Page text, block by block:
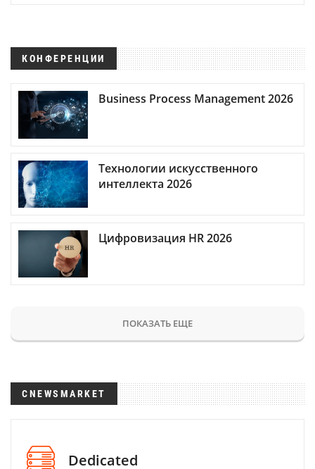
КОНФЕРЕНЦИИ
Business Process Management 2026
Технологии искусственного
интеллекта 2026
Цифровизация HR 2026
ПОКАЗАТЬ ЕЩЕ
CNEWSMARKET
Dedicated